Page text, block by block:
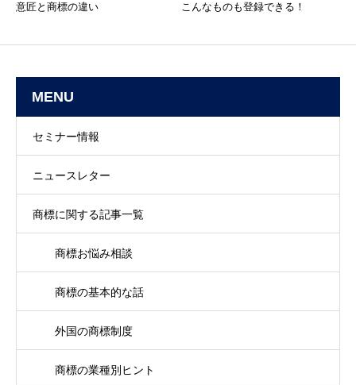
意匠と商標の違い こんなものも登録できる！
MENU
セミナー情報
ニュースレター
商標に関する記事一覧
商標お悩み相談
商標の基本的な話
外国の商標制度
商標の業種別ヒント